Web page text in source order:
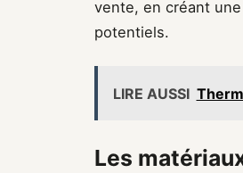
vente, en créant
potentiels.
LIRE AUSSI
Les